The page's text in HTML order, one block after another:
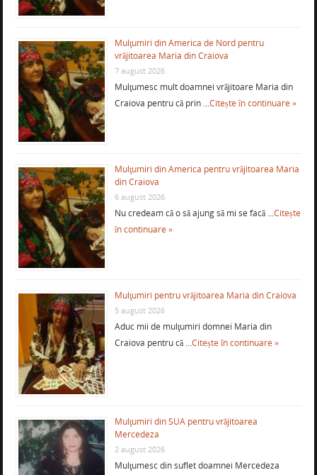
Mulţumiri din America de Nord pentru
vrăjitoarea Maria din Craiova
7 august 2026
Mulţumesc mult doamnei vrăjitoare Maria din
Craiova pentru că prin …Citește în continuare »
Mulţumiri din America pentru vrăjitoarea Maria
din Craiova
6 august 2026
Nu credeam că o să ajung să mi se facă …Citește
în continuare »
Mulţumiri pentru vrăjitoarea Maria din Craiova
5 august 2026
Aduc mii de mulţumiri domnei Maria din
Craiova pentru că …Citește în continuare »
Mulţumiri din SUA pentru vrăjitoarea
Mercedeza
2 august 2026
Mulţumesc din suflet doamnei Mercedeza